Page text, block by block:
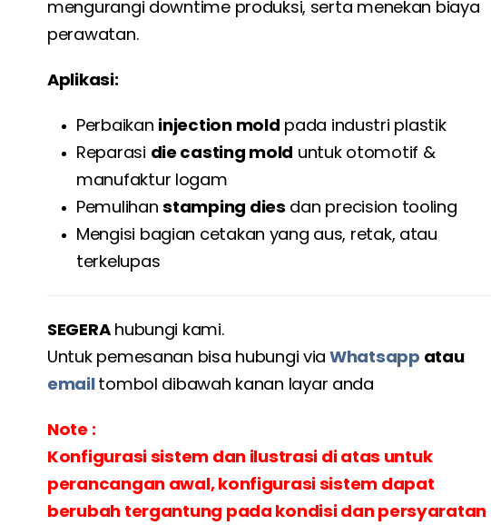
mengurangi downtime produksi, serta menekan biaya
perawatan.
Aplikasi:
Perbaikan injection mold pada industri plastik
Reparasi die casting mold untuk otomotif &
manufaktur logam
Pemulihanstamping diesdan precision tooling
Mengisi bagian cetakan yang aus, retak, atau
terkelupas
SEGERAhubungi kami.
Untuk pemesanan bisa hubungi via Whatsapp atau
emailtombol dibawah kanan layar anda
Note :
Konfigurasi sistem dan ilustrasi di atas untuk
perancangan awal, konfigurasi sistem dapat
berubah tergantung pada kondisi dan persyaratan